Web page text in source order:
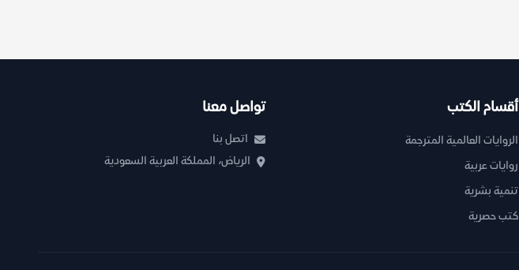
أقسام الكتب
الروايات العالمية المترجمة
روايات عربية
تنمية بشرية
كتب حصرية
تواصل معنا
اتصل بنا
الرياض، المملكة العربية السعودية